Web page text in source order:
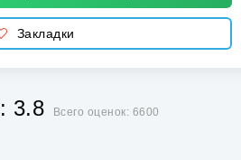
Закладки
3.8 Всего оценок: 6600